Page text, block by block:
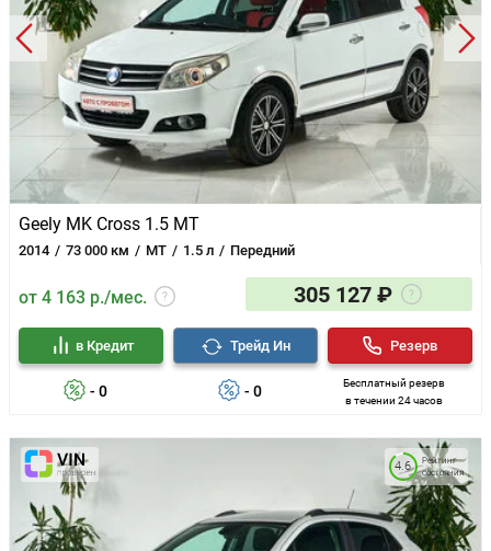
Объём, от
Объём, до
Любой кузов
Любой двигатель
по возрастанию цены
Geely MK Cross 1.5 MT
2014 73 000 км MT 1.5 л Передний
от 4 163 р./мес. 305 127 ₽
- 0
в Кредит
- 0
Трейд Ин
Бесплатный резерв
в течении 24 часов
Резерв
Рейтинг
состояния
4.6